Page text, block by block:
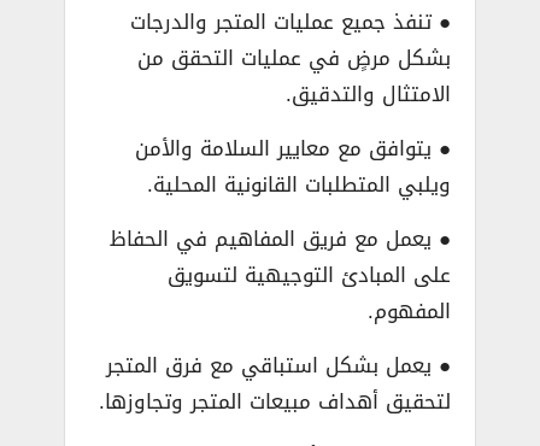
● تنفذ جميع عمليات المتجر والدرجات
بشكل مرضٍ في عمليات التحقق من
الامتثال والتدقيق.
● يتوافق مع معايير السلامة والأمن
ويلبي المتطلبات القانونية المحلية.
● يعمل مع فريق المفاهيم في الحفاظ
على المبادئ التوجيهية لتسويق
المفهوم.
● يعمل بشكل استباقي مع فرق المتجر
لتحقيق أهداف مبيعات المتجر وتجاوزها.